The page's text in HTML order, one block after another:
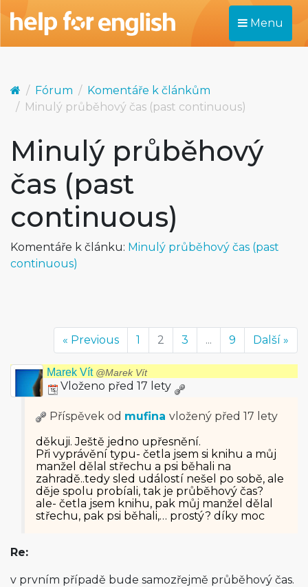
Menu
Fórum
Komentáře k článkům
Minulý průběhový čas (past continuous)
Minulý průběhový
čas (past
continuous)
Komentáře k článku: Minulý průběhový čas (past
continuous)
« Previous 1 2 3 ... 9 Další »
Marek Vít @Marek Vít
Vloženo před 17 lety
Příspěvek od mufina vložený před 17 lety
děkuji. Ještě jedno upřesnění.
Při vyprávění typu- četla jsem si knihu a můj
manžel dělal střechu a psi běhali na
zahradě..tedy sled událostí nešel po sobě, ale
děje spolu probíali, tak je průběhový čas?
ale- četla jsem knihu, pak můj manžel dělal
střechu, pak psi běhali,… prostý? díky moc
Re:
v prvním případě bude samozřejmě průběhový čas.